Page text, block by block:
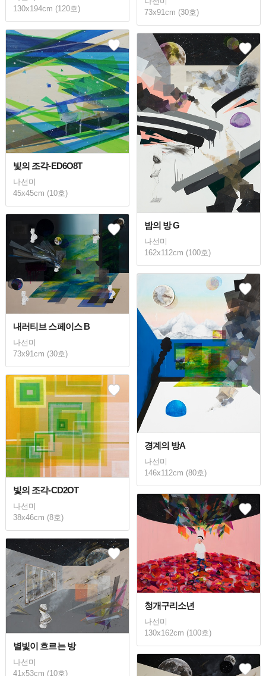
73x91cm (30호)
130x194cm (120호)
빛의 조각-ED6O8T
나선미
45x45cm (10호)
밤의 방 G
나선미
162x112cm (100호)
내러티브 스페이스 B
나선미
73x91cm (30호)
경계의 방A
나선미
146x112cm (80호)
빛의 조각-CD2OT
나선미
38x46cm (8호)
청개구리소년
나선미
130x162cm (100호)
별빛이 흐르는 방
나선미
41x53cm (10호)